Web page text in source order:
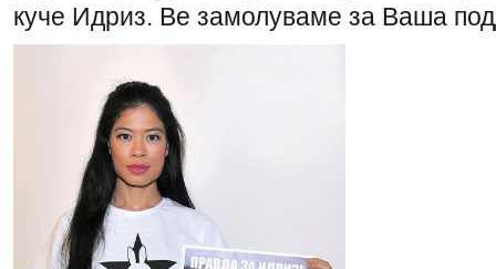
куче Идриз. Ве замолуваме за Ваша